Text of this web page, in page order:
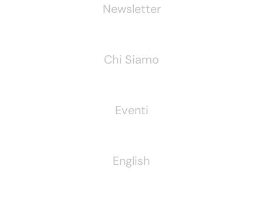
Newsletter
Chi Siamo
Eventi
English